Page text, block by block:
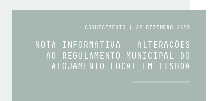
CONHECIMENTO | 22 DEZEMBRO 2025
NOTA INFORMATIVA - ALTERAÇÕES
AO REGULAMENTO MUNICIPAL DO
ALOJAMENTO LOCAL EM LISBOA